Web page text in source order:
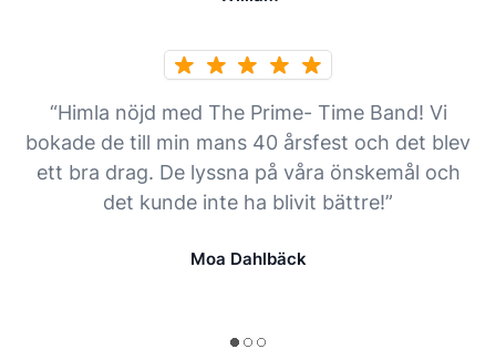
“Himla nöjd med The Prime- Time Band! Vi
bokade de till min mans 40 årsfest och det blev
ett bra drag. De lyssna på våra önskemål och
det kunde inte ha blivit bättre!”
Moa Dahlbäck